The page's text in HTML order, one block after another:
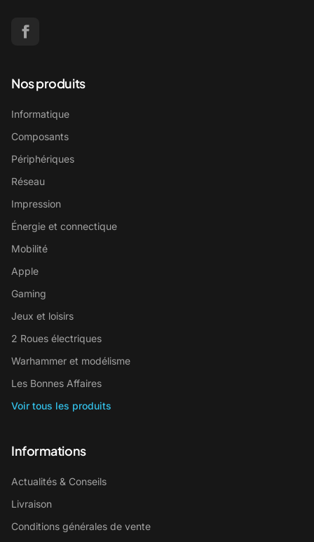
Nos produits
Informatique
Composants
Périphériques
Réseau
Impression
Énergie et connectique
Mobilité
Apple
Gaming
Jeux et loisirs
2 Roues électriques
Warhammer et modélisme
Les Bonnes Affaires
Voir tous les produits
Informations
Actualités & Conseils
Livraison
Conditions générales de vente